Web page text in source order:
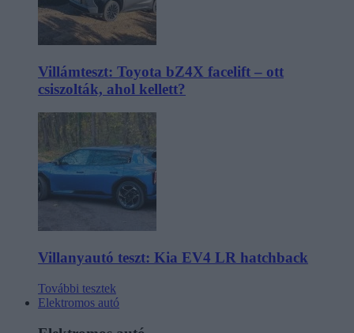
Villámteszt: Toyota bZ4X facelift – ott
csiszolták, ahol kellett?
Villanyautó teszt: Kia EV4 LR hatchback
További tesztek
Elektromos autó